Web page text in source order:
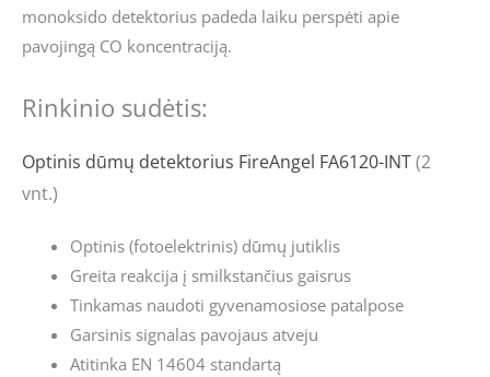
monoksido detektorius padeda laiku perspėti apie
pavojingą CO koncentraciją.
Rinkinio sudėtis:
Optinis dūmų detektorius FireAngel FA6120-INT(2
vnt.)
Optinis (fotoelektrinis) dūmų jutiklis
Greita reakcija į smilkstančius gaisrus
Tinkamas naudoti gyvenamosiose patalpose
Garsinis signalas pavojaus atveju
Atitinka EN 14604 standartą